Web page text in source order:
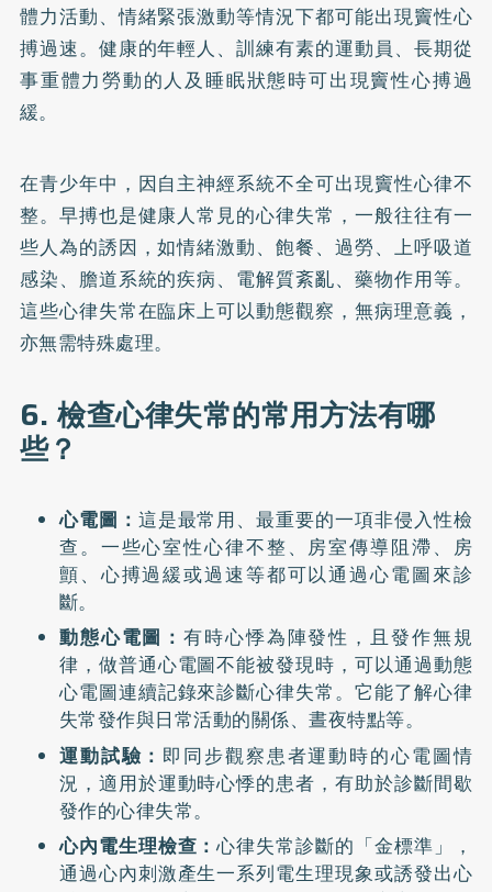
體力活動、情緒緊張激動等情況下都可能出現竇性心
搏過速。健康的年輕人、訓練有素的運動員、長期從
事重體力勞動的人及睡眠狀態時可出現竇性心搏過
緩。
在青少年中，因自主神經系統不全可出現竇性心律不
整。早搏也是健康人常見的心律失常，一般往往有一
些人為的誘因，如情緒激動、飽餐、過勞、上呼吸道
感染、膽道系統的疾病、電解質紊亂、藥物作用等。
這些心律失常在臨床上可以動態觀察，無病理意義，
亦無需特殊處理。
6. 檢查心律失常的常用方法有哪
些？
心電圖： 這是最常用、最重要的一項非侵入性檢
查。一些心室性心律不整、房室傳導阻滯、房
顫、心搏過緩或過速等都可以通過心電圖來診
斷。
動態心電圖：有時心悸為陣發性，且發作無規
律，做普通心電圖不能被發現時，可以通過動態
心電圖連續記錄來診斷心律失常。它能了解心律
失常發作與日常活動的關係、晝夜特點等。
運動試驗： 即同步觀察患者運動時的心電圖情
況，適用於運動時心悸的患者，有助於診斷間歇
發作的心律失常。
心內電生理檢查：心律失常診斷的「金標準」，
通過心內刺激產生一系列電生理現象或誘發出心